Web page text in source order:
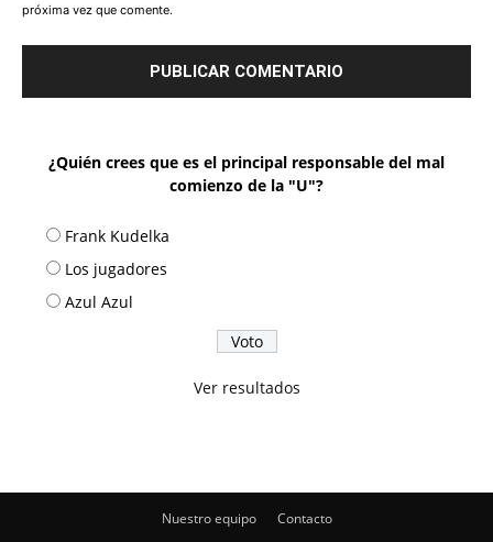
próxima vez que comente.
¿Quién crees que es el principal responsable del mal
comienzo de la "U"?
Frank Kudelka
Los jugadores
Azul Azul
Ver resultados
Nuestro equipo Contacto